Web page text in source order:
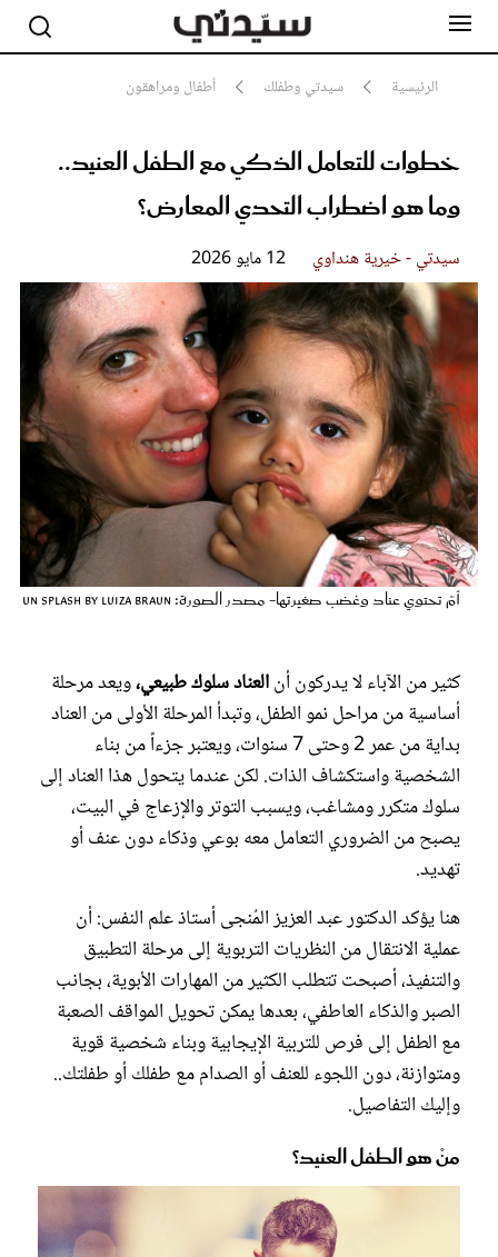
الرئيسية سيدتي وطفلك أطفال ومراهقون
خطوات للتعامل الذكي مع الطفل العنيد..
وما هو اضطراب التحدي المعارض؟
سيدتي - خيرية هنداوي 12 مايو 2026
أمّ تحتوي عناد وغضب صغيرتها- مصدر الصورة: Un splash by luiza Braun
كثير من الآباء لا يدركون أنالعناد سلوك طبيعي،ويعد مرحلة
أساسية من مراحل نمو الطفل، وتبدأ المرحلة الأولى من العناد
بداية من عمر 2 وحتى 7 سنوات، ويعتبر جزءاً من بناء
الشخصية واستكشاف الذات. لكن عندما يتحول هذا العناد إلى
سلوك متكرر ومشاغب، ويسبب التوتر والإزعاج في البيت،
يصبح من الضروري التعامل معه بوعي وذكاء دون عنف أو
تهديد.
هنا يؤكد الدكتور عبد العزيز المُنجى أستاذ علم النفس: أن
عملية الانتقال من النظريات التربوية إلى مرحلة التطبيق
والتنفيذ، أصبحت تتطلب الكثير من المهارات الأبوية، بجانب
الصبر والذكاء العاطفي، بعدها يمكن تحويل المواقف الصعبة
مع الطفل إلى فرص للتربية الإيجابية وبناء شخصية قوية
ومتوازنة، دون اللجوء للعنف أو الصدام مع طفلك أو طفلتك..
وإليك التفاصيل.
منْ هو الطفل العنيد؟
مشاهير
جمال
سيدتي وطفلك
لايف ستايل
بلس+
فيديو
مطبخ سيدتي
مقالات الرأي
ستايل
تقارير
عروس سيدتي
مجلة سيدتي